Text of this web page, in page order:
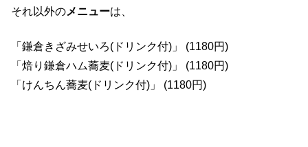
それ以外のメニューは、
「鎌倉きざみせいろ(ドリンク付)」 (1180円)
「焙り鎌倉ハム蕎麦(ドリンク付)」 (1180円)
「けんちん蕎麦(ドリンク付)」 (1180円)